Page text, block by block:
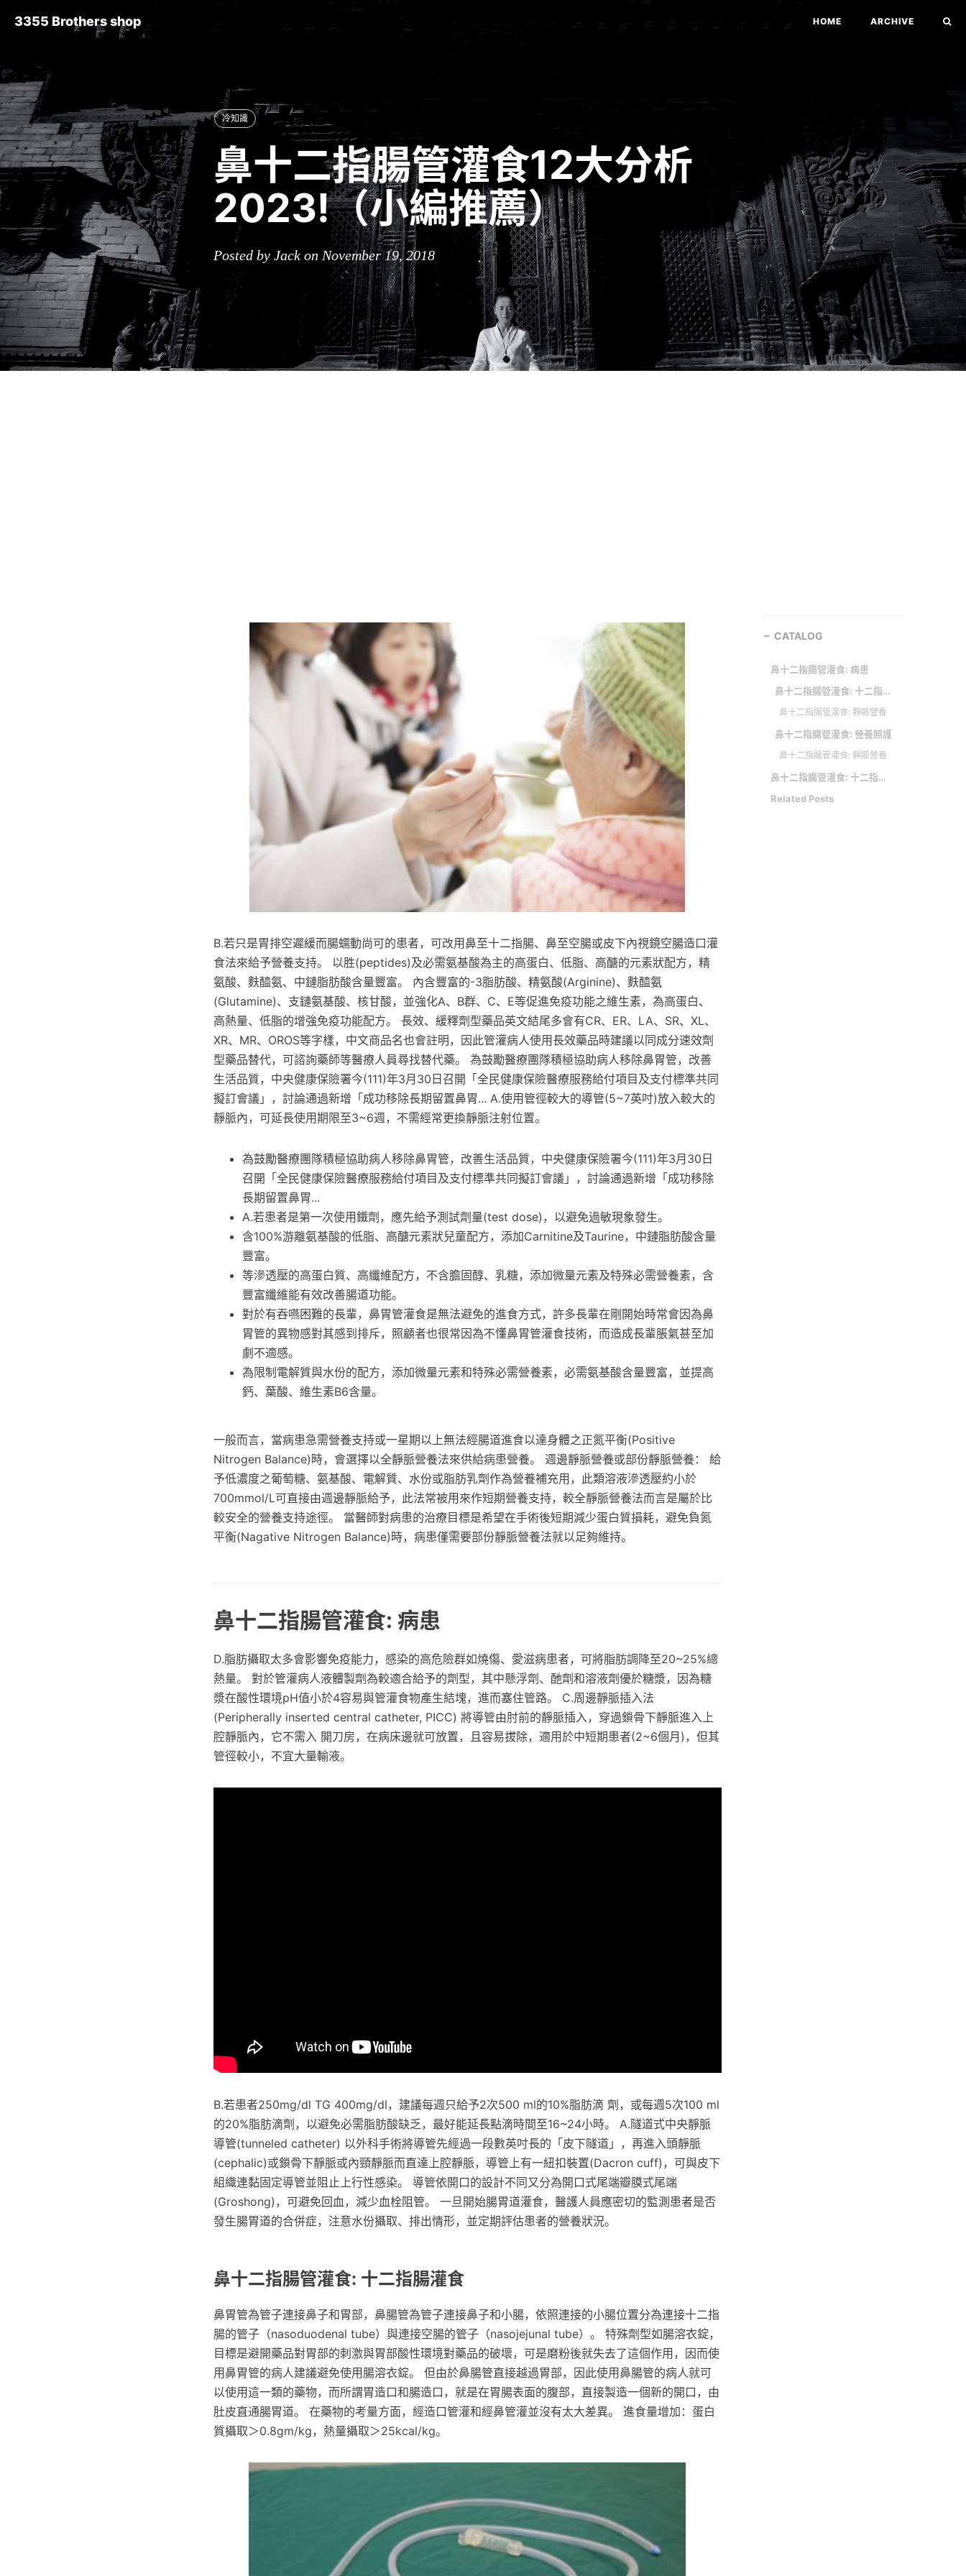
3355 Brothers shop HOME ARCHIVE
冷知識
鼻十二指腸管灌食12大分析
2023!（小編推薦）
Posted by Jack on November 19, 2018
B.若只是胃排空遲緩而腸蠕動尚可的患者，可改用鼻至十二指腸、鼻至空腸或皮下內視鏡空腸造口灌
食法來給予營養支持。 以胜(peptides)及必需氨基酸為主的高蛋白、低脂、高醣的元素狀配方，精
氨酸、麩醯氨、中鏈脂肪酸含量豐富。 內含豐富的-3脂肪酸、精氨酸(Arginine)、麩醯氨
(Glutamine)、支鏈氨基酸、核甘酸，並強化A、B群、C、E等促進免疫功能之維生素，為高蛋白、
高熱量、低脂的增強免疫功能配方。 長效、緩釋劑型藥品英文結尾多會有CR、ER、LA、SR、XL、
XR、MR、OROS等字樣，中文商品名也會註明，因此管灌病人使用長效藥品時建議以同成分速效劑
型藥品替代，可諮詢藥師等醫療人員尋找替代藥。 為鼓勵醫療團隊積極協助病人移除鼻胃管，改善
生活品質，中央健康保險署今(111)年3月30日召開「全民健康保險醫療服務給付項目及支付標準共同
擬訂會議」，討論通過新增「成功移除長期留置鼻胃... A.使用管徑較大的導管(5~7英吋)放入較大的
靜脈內，可延長使用期限至3~6週，不需經常更換靜脈注射位置。
為鼓勵醫療團隊積極協助病人移除鼻胃管，改善生活品質，中央健康保險署今(111)年3月30日
召開「全民健康保險醫療服務給付項目及支付標準共同擬訂會議」，討論通過新增「成功移除
長期留置鼻胃...
A.若患者是第一次使用鐵劑，應先給予測試劑量(test dose)，以避免過敏現象發生。
含100%游離氨基酸的低脂、高醣元素狀兒童配方，添加Carnitine及Taurine，中鏈脂肪酸含量
豐富。
等滲透壓的高蛋白質、高纖維配方，不含膽固醇、乳糖，添加微量元素及特殊必需營養素，含
豐富纖維能有效改善腸道功能。
對於有吞嚥困難的長輩，鼻胃管灌食是無法避免的進食方式，許多長輩在剛開始時常會因為鼻
胃管的異物感對其感到排斥，照顧者也很常因為不懂鼻胃管灌食技術，而造成長輩脹氣甚至加
劇不適感。
為限制電解質與水份的配方，添加微量元素和特殊必需營養素，必需氨基酸含量豐富，並提高
鈣、葉酸、維生素B6含量。
一般而言，當病患急需營養支持或一星期以上無法經腸道進食以達身體之正氮平衡(Positive
Nitrogen Balance)時，會選擇以全靜脈營養法來供給病患營養。 週邊靜脈營養或部份靜脈營養： 給
予低濃度之葡萄糖、氨基酸、電解質、水份或脂肪乳劑作為營養補充用，此類溶液滲透壓約小於
700mmol/L可直接由週邊靜脈給予，此法常被用來作短期營養支持，較全靜脈營養法而言是屬於比
較安全的營養支持途徑。 當醫師對病患的治療目標是希望在手術後短期減少蛋白質損耗，避免負氮
平衡(Nagative Nitrogen Balance)時，病患僅需要部份靜脈營養法就以足夠維持。
鼻十二指腸管灌食: 病患
D.脂肪攝取太多會影響免疫能力，感染的高危險群如燒傷、愛滋病患者，可將脂肪調降至20~25%總
熱量。 對於管灌病人液體製劑為較適合給予的劑型，其中懸浮劑、酏劑和溶液劑優於糖漿，因為糖
漿在酸性環境pH值小於4容易與管灌食物產生結塊，進而塞住管路。 C.周邊靜脈插入法
(Peripherally inserted central catheter, PICC) 將導管由肘前的靜脈插入，穿過鎖骨下靜脈進入上
腔靜脈內，它不需入 開刀房，在病床邊就可放置，且容易拔除，適用於中短期患者(2~6個月)，但其
管徑較小，不宜大量輸液。
B.若患者250mg/dl TG 400mg/dl，建議每週只給予2次500 ml的10%脂肪滴 劑，或每週5次100 ml
的20%脂肪滴劑，以避免必需脂肪酸缺乏，最好能延長點滴時間至16~24小時。 A.隧道式中央靜脈
導管(tunneled catheter) 以外科手術將導管先經過一段數英吋長的「皮下隧道」，再進入頭靜脈
(cephalic)或鎖骨下靜脈或內頸靜脈而直達上腔靜脈，導管上有一紐扣裝置(Dacron cuff)，可與皮下
組織連黏固定導管並阻止上行性感染。 導管依開口的設計不同又分為開口式尾端瓣膜式尾端
(Groshong)，可避免回血，減少血栓阻管。 一旦開始腸胃道灌食，醫護人員應密切的監測患者是否
發生腸胃道的合併症，注意水份攝取、排出情形，並定期評估患者的營養狀況。
鼻十二指腸管灌食: 十二指腸灌食
鼻胃管為管子連接鼻子和胃部，鼻腸管為管子連接鼻子和小腸，依照連接的小腸位置分為連接十二指
腸的管子（nasoduodenal tube）與連接空腸的管子（nasojejunal tube）。 特殊劑型如腸溶衣錠，
目標是避開藥品對胃部的刺激與胃部酸性環境對藥品的破壞，可是磨粉後就失去了這個作用，因而使
用鼻胃管的病人建議避免使用腸溶衣錠。 但由於鼻腸管直接越過胃部，因此使用鼻腸管的病人就可
以使用這一類的藥物，而所謂胃造口和腸造口，就是在胃腸表面的腹部，直接製造一個新的開口，由
肚皮直通腸胃道。 在藥物的考量方面，經造口管灌和經鼻管灌並沒有太大差異。 進食量增加：蛋白
質攝取＞0.8gm/kg，熱量攝取＞25kcal/kg。
CATALOG
鼻十二指腸管灌食: 病患
鼻十二指腸管灌食: 十二指腸灌食
鼻十二指腸管灌食: 靜脈營養
鼻十二指腸管灌食: 營養照護
鼻十二指腸管灌食: 靜脈營養
鼻十二指腸管灌食: 十二指腸灌食
Related Posts